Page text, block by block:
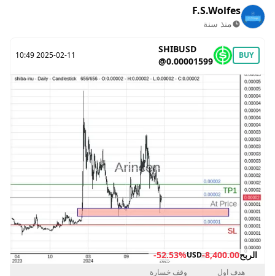
F.S.Wolfes
منذ سنة
BUY
SHIBUSD
@0.00001599
2025-02-11 10:49
الربح-8,400.00
USD
-52.53%
هدف اول وقف خسارة